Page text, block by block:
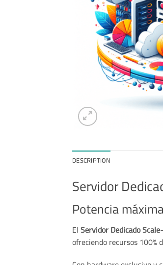
DESCRIPTION
Servidor
Potencia
ElServidor Dedicado
ofreciendo recursos 100%